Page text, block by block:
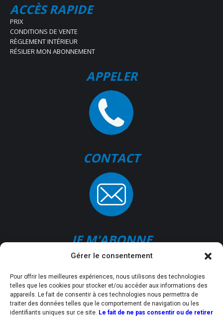
Gérer le consentement
Pour offrir les meilleures expériences, nous utilisons des technologies
telles que les cookies pour stocker et/ou accéder aux informations des
appareils. Le fait de consentir à ces technologies nous permettra de
traiter des données telles que le comportement de navigation ou les
identifiants uniques sur ce site. Le fait de ne pas consentir ou de retirer
ACCÈS RAPIDE
PRIX
CONDITIONS DE VENTE
RÈGLEMENT INTÉRIEUR
RÉSILIER MON ABONNEMENT
APPELER
CONTACT
JE M'ABONNE